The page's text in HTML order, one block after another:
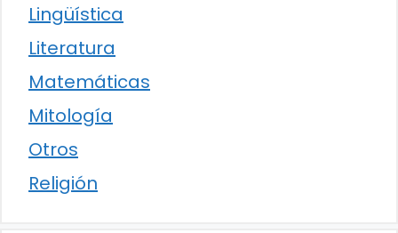
Lingüística
Literatura
Matemáticas
Mitología
Otros
Religión